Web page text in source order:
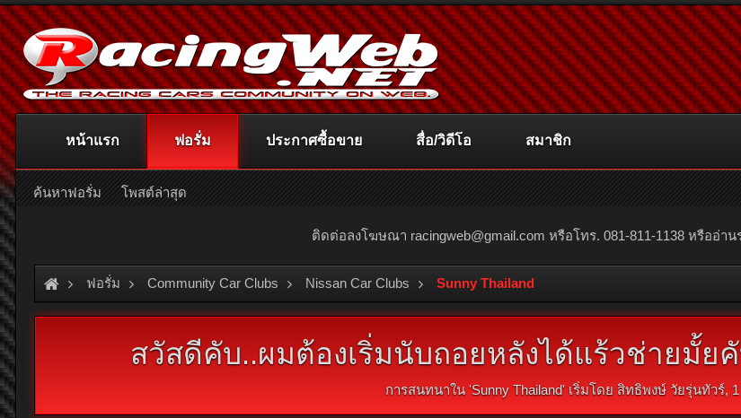
ติดต่อลงโฆษณา racingweb@gmail.com หรือโทร. 081-811-1138 หรืออ่า
ฟอรั่ม Community Car Clubs Nissan Car Clubs Sunny Thailand
สวัสดีคับ..ผมต้องเริ่มนับถอยหลังได้แร้วช่ายมั้ย
การสนทนาใน 'Sunny Thailand' เริ่มโดย สิทธิพงษ์ วัยรุ่นทัวร์,
หน้าแรก ฟอรั่ม
ค้นหาฟอรั่ม โพสต์ล่าสุด
ประกาศซื้อขาย สื่อ/วิดีโอ สมาชิก